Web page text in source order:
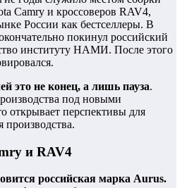
Camry и кроссоверов RAV4,
России как бестселлеры. В
покинул российский
институту НАМИ. После этого
это не конец, а лишь пауза.
под новыми
открывает перспективы для
производства.
и RAV4
российская марка Aurus.